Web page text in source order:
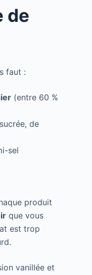
de
faut :
(entre 60 %
sucrée, de
sel
produit
que vous
est trop
vanillée et